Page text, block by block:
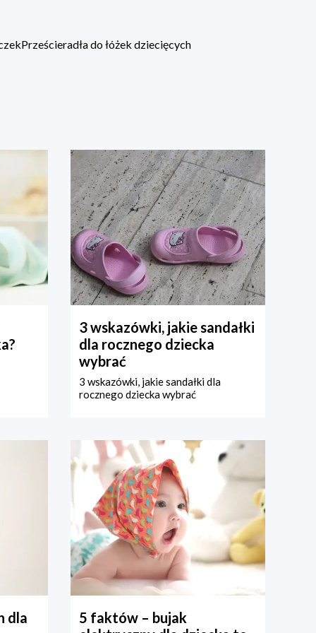
Prześcieradła do łóżek dziecięcych
3 wskazówki, jakie sandałki
dla rocznego dziecka
wybrać
3 wskazówki, jakie sandałki dla
rocznego dziecka wybrać
dla
5 faktów – bujak